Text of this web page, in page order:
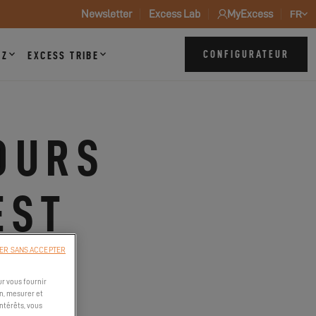
Newsletter Excess Lab MyExcess FR
EXCESS TRIBE CONFIGURATEUR
vous fournir
mesurer et
vous
SANS ACCEPTER